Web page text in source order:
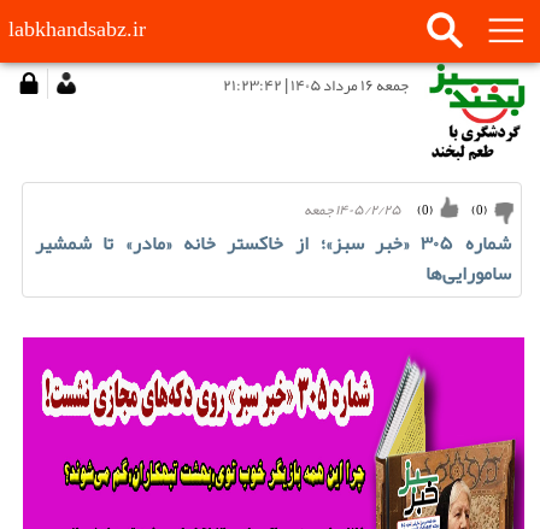
labkhandsabz.ir
جمعه ۱۶ مرداد ۱۴۰۵ | ۲۱:۲۳:۴۲
۱۴۰۵/۲/۲۵ جمعه (
0
) (
0
)
شماره ۳۰۵ «خبر سبز»؛ از خاکستر خانه «مادر» تا شمشیر
سامورایی‌ها